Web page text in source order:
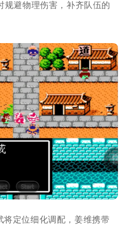
规避物理伤害，补齐队伍的
将定位细化调配，姜维携带